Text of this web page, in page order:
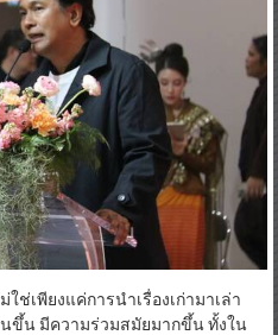
พียงแค่การนำเรื่องเก่ามาเล่า
ขึ้น มีความร่วมสมัยมากขึ้น ทั้งใน